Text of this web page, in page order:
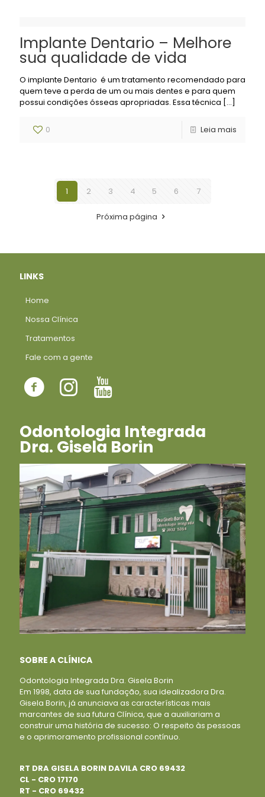
Implante Dentario – Melhore
sua qualidade de vida
O implante Dentario é um tratamento recomendado para
quem teve a perda de um ou mais dentes e para quem
possui condições ósseas apropriadas. Essa técnica […]
0 Leia mais
1 2 3 4 5 6 7
Próxima página
LINKS
Home
Nossa Clínica
Tratamentos
Fale com a gente
Odontologia Integrada
Dra. Gisela Borin
SOBRE A CLÍNICA
Odontologia Integrada Dra. Gisela Borin
Em 1998, data de sua fundação, sua idealizadora Dra.
Gisela Borin, já anunciava as características mais
marcantes de sua futura Clínica, que a auxiliariam a
construir uma história de sucesso: O respeito às pessoas
e o aprimoramento profissional contínuo.
RT DRA GISELA BORIN DAVILA CRO 69432
CL - CRO 17170
RT - CRO 69432